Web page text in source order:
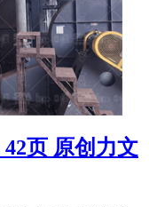
页 原创力文